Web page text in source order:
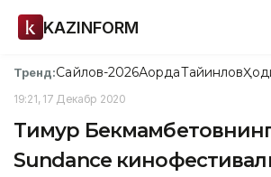
KAZINFORM
Тренд:Сайлов-2026АқордаТайинлов
19:21, 17 Декабр 2020
Тимур
Sundance